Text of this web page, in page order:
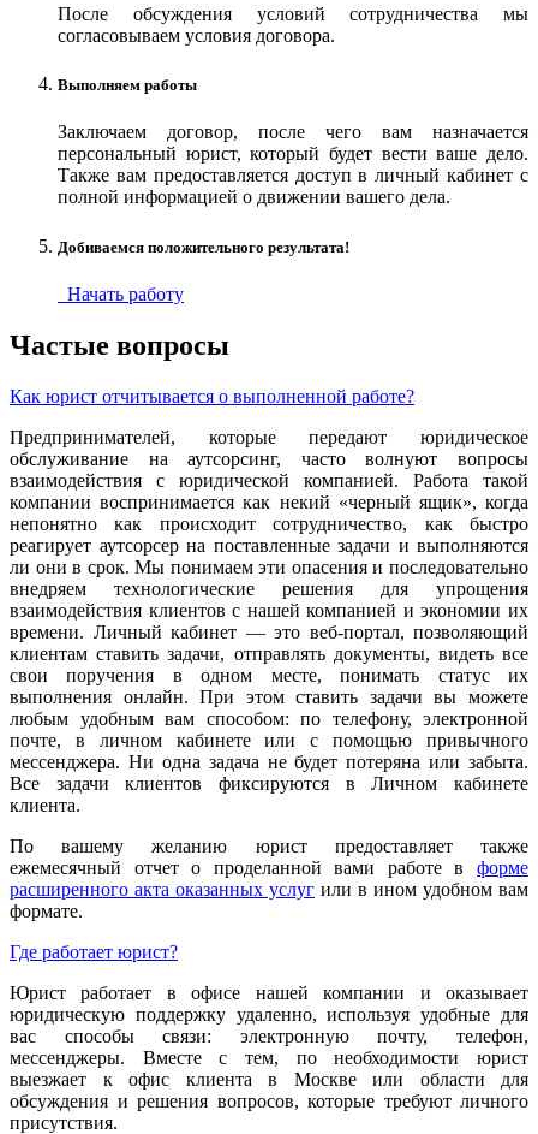
После обсуждения условий сотрудничества мы
согласовываем условия договора.
Выполняем работы
Заключаем договор, после чего вам назначается
персональный юрист, который будет вести ваше дело.
Также вам предоставляется доступ в личный кабинет с
полной информацией о движении вашего дела.
Добиваемся положительного результата!
Начать работу
Частые вопросы
Как юрист отчитывается о выполненной работе?
Предпринимателей, которые передают юридическое
обслуживание на аутсорсинг, часто волнуют вопросы
взаимодействия с юридической компанией. Работа такой
компании воспринимается как некий «черный ящик», когда
непонятно как происходит сотрудничество, как быстро
реагирует аутсорсер на поставленные задачи и выполняются
ли они в срок. Мы понимаем эти опасения и последовательно
внедряем технологические решения для упрощения
взаимодействия клиентов с нашей компанией и экономии их
времени. Личный кабинет — это веб-портал, позволяющий
клиентам ставить задачи, отправлять документы, видеть все
свои поручения в одном месте, понимать статус их
выполнения онлайн. При этом ставить задачи вы можете
любым удобным вам способом: по телефону, электронной
почте, в личном кабинете или с помощью привычного
мессенджера. Ни одна задача не будет потеряна или забыта.
Все задачи клиентов фиксируются в Личном кабинете
клиента.
По вашему желанию юрист предоставляет также
ежемесячный отчет о проделанной вами работе в форме
расширенного акта оказанных услуг или в ином удобном вам
формате.
Где работает юрист?
Юрист работает в офисе нашей компании и оказывает
юридическую поддержку удаленно, используя удобные для
вас способы связи: электронную почту, телефон,
мессенджеры. Вместе с тем, по необходимости юрист
выезжает к офис клиента в Москве или области для
обсуждения и решения вопросов, которые требуют личного
присутствия.